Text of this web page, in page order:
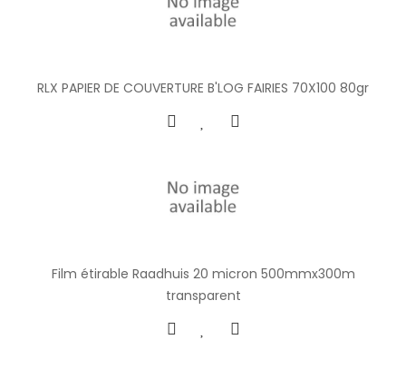
RLX PAPIER DE COUVERTURE B'LOG FAIRIES 70X100 80gr
Film étirable Raadhuis 20 micron 500mmx300m
transparent